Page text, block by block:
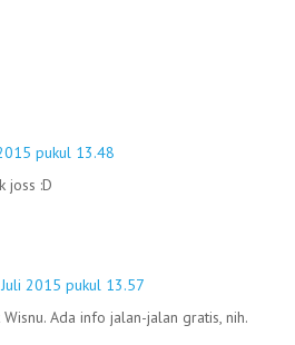
pukul 13.48
joss :D
2015 pukul 13.57
Ada info jalan-jalan gratis, nih.